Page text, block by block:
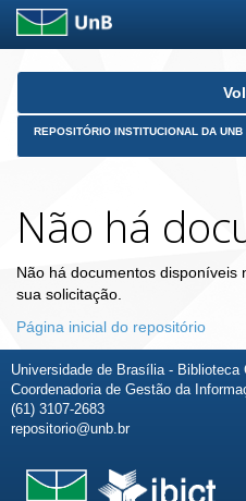
Skip
REPOSITÓRIO INSTITUCIONAL DA UNB
Não há
Não há documentos disponíveis
sua solicitação.
Página inicial do repositório
Universidade de Brasília - Biblioteca
Coordenadoria de Gestão da
(61) 3107-2683
repositorio@unb.br